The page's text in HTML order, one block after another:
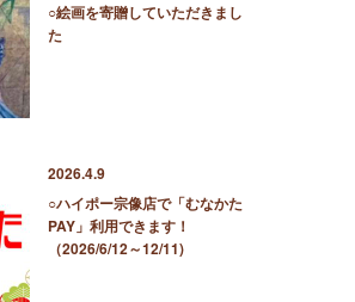
○絵画を寄贈していただきまし
た
2026.4.9
○ハイポー宗像店で「むなかた
PAY」利用できます！
（2026/6/12～12/11)